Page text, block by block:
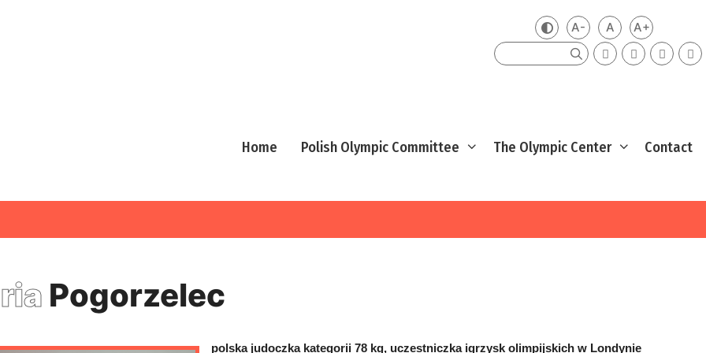
Zmień kontrast
A-Mniejsza czcionka
ADomyślna
A+Większa
Szukaj
Home Polish Olympic Committee The Olympic Center Contact
Pogorzelec
polska judoczka kategorii 78 kg, uczestniczka igrzysk olimpijskich w Londynie